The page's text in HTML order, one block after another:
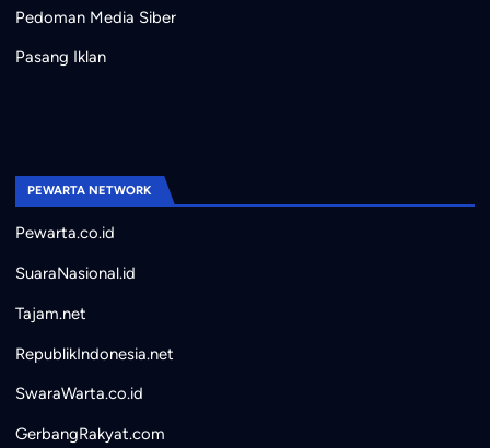
Pedoman Media Siber
Pasang Iklan
PEWARTA NETWORK
Pewarta.co.id
SuaraNasional.id
Tajam.net
RepublikIndonesia.net
SwaraWarta.co.id
GerbangRakyat.com